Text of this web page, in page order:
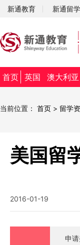
新通教育 新通留学
首页 英国 澳大利亚
当前位置： 首页 > 留学
美国留
2016-01-19
申